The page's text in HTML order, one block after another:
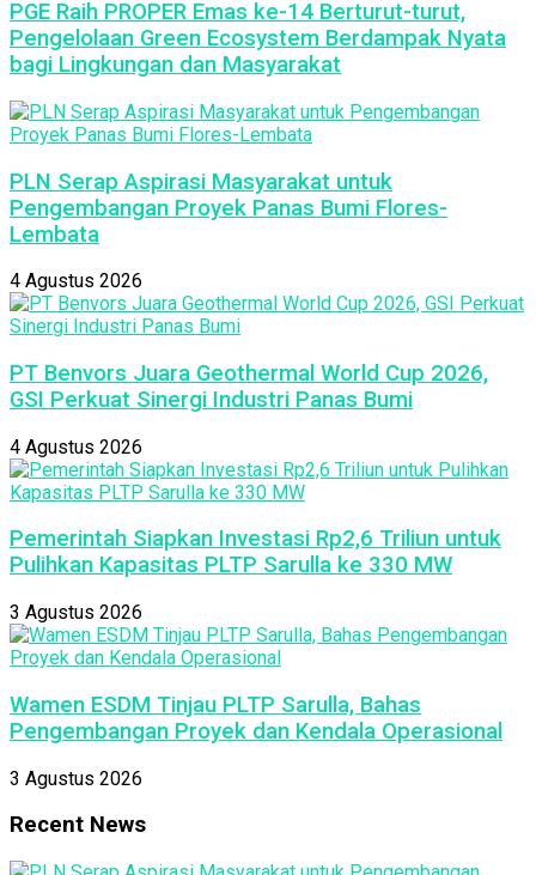
PGE Raih PROPER Emas ke-14 Berturut-turut,
Pengelolaan Green Ecosystem Berdampak Nyata
bagi Lingkungan dan Masyarakat
PLN Serap Aspirasi Masyarakat untuk
Pengembangan Proyek Panas Bumi Flores-
Lembata
4 Agustus 2026
PT Benvors Juara Geothermal World Cup 2026,
GSI Perkuat Sinergi Industri Panas Bumi
4 Agustus 2026
Pemerintah Siapkan Investasi Rp2,6 Triliun untuk
Pulihkan Kapasitas PLTP Sarulla ke 330 MW
3 Agustus 2026
Wamen ESDM Tinjau PLTP Sarulla, Bahas
Pengembangan Proyek dan Kendala Operasional
3 Agustus 2026
Recent News